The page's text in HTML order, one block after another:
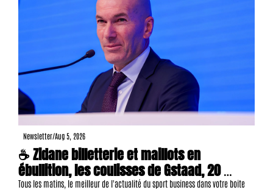
Newsletter/Aug 5, 2026
☕ Zidane billetterie et maillots en
ébullition, les coulisses de Gstaad, 20
offres d'emploi, etc.
Tous les matins, le meilleur de l'actualité du sport business dans votre boite